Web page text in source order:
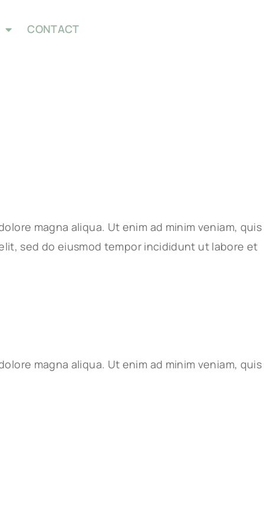
CONTACT
magna aliqua. Ut enim ad minim veniam, quis
sed do eiusmod tempor incididunt ut labore et
magna aliqua. Ut enim ad minim veniam, quis